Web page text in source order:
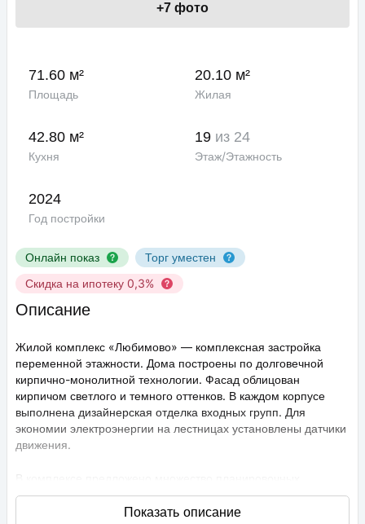
Онлайн показ
Торг уместен
Скидка на ипотеку 0,3%
+7 фото
71.60 м²
Площадь
20.10 м²
Жилая
42.80 м²
Кухня
19 из 24
Этаж/Этажность
2024
Год постройки
Описание
Жилой комплекс «Любимово» — комплексная застройка
переменной этажности. Дома построены по долговечной
кирпично-монолитной технологии. Фасад облицован
кирпичом светлого и темного оттенков. В каждом корпусе
выполнена дизайнерская отделка входных групп. Для
экономии электроэнергии на лестницах установлены датчики
движения.
решений: в наличии квартиры, как классического типа, так и
европланировки. Они сдаются с подчистовой отделкой,